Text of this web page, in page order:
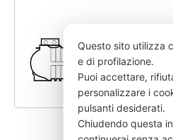
SEIM-
Questo sito utilizza
e di profilazione.
Puoi accettare,
personalizzare i
pulsanti desiderati.
Chiudendo questa